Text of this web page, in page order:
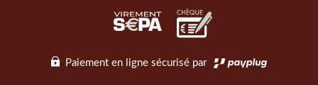
Paiement en ligne sécurisé par